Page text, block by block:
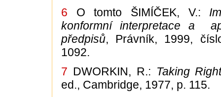
6 O tomto ŠIMÍČEK, V.:
konformní interpretace a
předpisů, Právník, 1999,
1092.
7 DWORKIN, R.: Taking
ed., Cambridge, 1977, p. 115.